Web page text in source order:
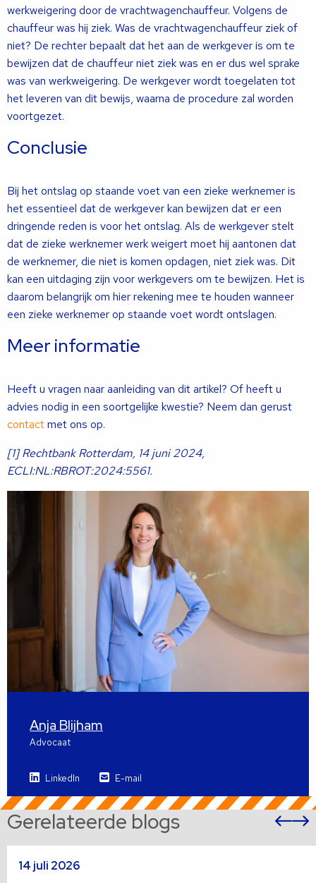
werkweigering door de vrachtwagenchauffeur. Volgens de
chauffeur was hij ziek. Was de vrachtwagenchauffeur ziek of
niet? De rechter bepaalt dat het aan de werkgever is om te
bewijzen dat de chauffeur niet ziek was en er dus wel sprake
was van werkweigering. De werkgever wordt toegelaten tot
het leveren van dit bewijs, waarna de procedure zal worden
voortgezet.
Conclusie
Bij het ontslag op staande voet van een zieke werknemer is
het essentieel dat de werkgever kan bewijzen dat er een
dringende reden is voor het ontslag. Als de werkgever stelt
dat de zieke werknemer werk weigert moet hij aantonen dat
de werknemer, die niet is komen opdagen, niet ziek was. Dit
kan een uitdaging zijn voor werkgevers om te bewijzen. Het is
daarom belangrijk om hier rekening mee te houden wanneer
een zieke werknemer op staande voet wordt ontslagen.
Meer informatie
Heeft u vragen naar aanleiding van dit artikel? Of heeft u
advies nodig in een soortgelijke kwestie? Neem dan gerust
contactmet ons op.
[1] Rechtbank Rotterdam, 14 juni 2024,
ECLI:NL:RBROT:2024:5561.
Anja Blijham
Advocaat
LinkedIn E-mail
Gerelateerde blogs
14 juli 2026
meer